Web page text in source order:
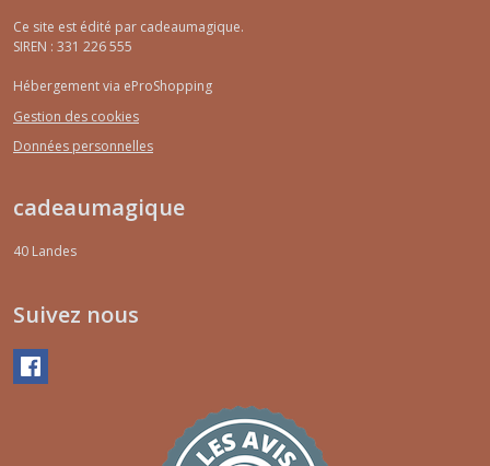
Ce site est édité par cadeaumagique.
SIREN : 331 226 555
Hébergement via eProShopping
Gestion des cookies
Données personnelles
cadeaumagique
40 Landes
Suivez nous